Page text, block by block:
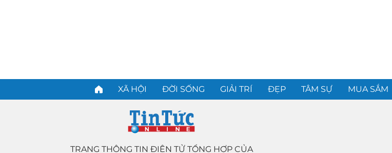
XÃ HỘI ĐỜI SỐNG GIẢI TRÍ ĐẸP TÂM SỰ MUA SẮM
TRANG THÔNG TIN ĐIỆN TỬ TỔNG HỢP CỦA